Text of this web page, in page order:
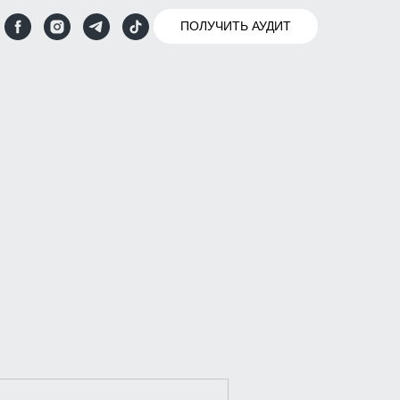
ПОЛУЧИТЬ АУДИТ